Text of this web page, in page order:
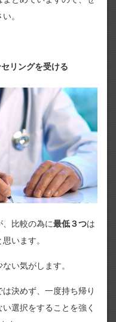
。
リングを受ける
、比較の為に最低３つは
います。
い気がします。
決めず、一度持ち帰り
選択をすることを強く